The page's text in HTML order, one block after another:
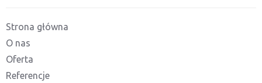
Strona główna
O nas
Oferta
Referencje